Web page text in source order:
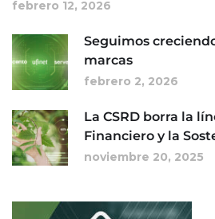
febrero 12, 2026
Seguimos
marcas
febrero 2, 2026
La CSRD borra la
Financiero y la
noviembre 20, 2025